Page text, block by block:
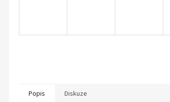
Popis Diskuze